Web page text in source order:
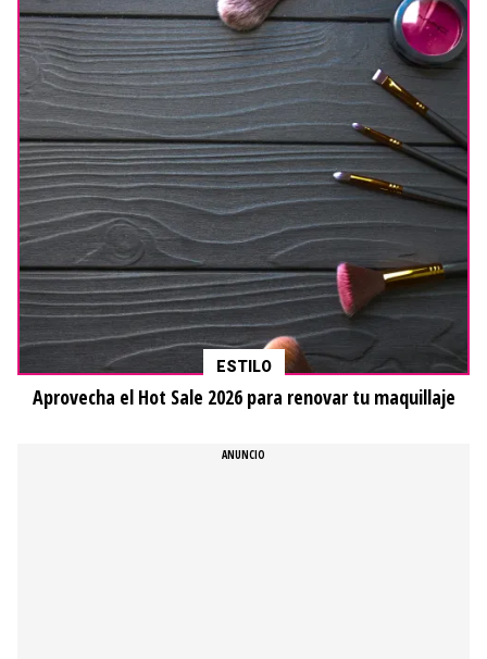
ESTILO
Aprovecha el Hot Sale 2026 para renovar tu maquillaje